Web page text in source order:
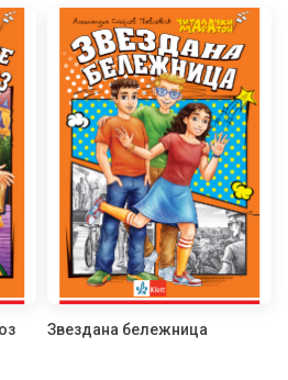
Звездана бележница